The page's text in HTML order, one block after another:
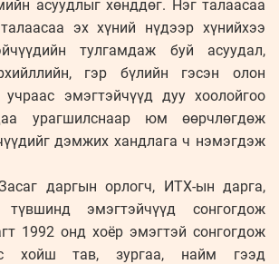
асуудлыг хөнддөг. Нэг талаасаа
эх хүний нүдээр хүнийхээ
тулгамдаж буй асуудал,
гэр бүлийн гэсэн олон
учраас эмэгтэйчүүд дуу хоолойгоо
урагшилснаар юм өөрчлөгдөж
дэмжих хандлага ч нэмэгдэж
даргын орлогч, ИТХ-ын дарга,
эмэгтэйчүүд сонгогдож
1992 онд хоёр эмэгтэй сонгогдож
хойш тав, зургаа, найм гээд